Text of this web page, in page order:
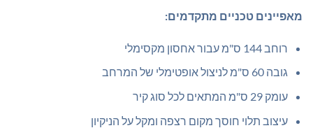
מאפיינים טכניים מתקדמים:
רוחב 144 ס"מ עבור אחסון מקסימלי
גובה 60 ס"מ לניצול אופטימלי של המרחב
עומק 29 ס"מ המתאים לכל סוג קיר
עיצוב תלוי חוסך מקום רצפה ומקל על הניקיון